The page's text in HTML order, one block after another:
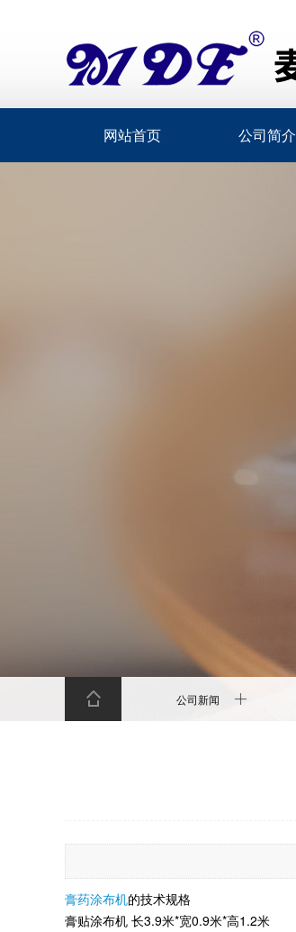
网站首页 公司简介
公司新闻
膏药涂布机的技术规格
膏贴涂布机 长3.9米*宽0.9米*高1.2米